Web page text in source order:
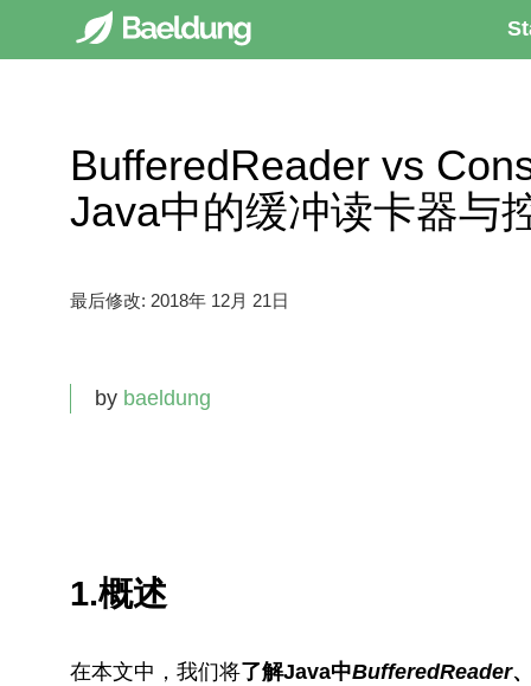
BufferedReader vs
Java中的缓冲读卡器与
最后修改: 2018年 12月 21日
by baeldung
1.概述
在本文中，我们将了解Java中BufferedReader